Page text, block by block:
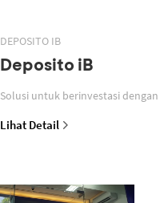
DEPOSITO IB
Deposito iB
Lihat Detail